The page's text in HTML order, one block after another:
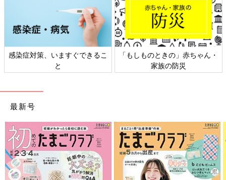
日本外来小児科学会リーフレッ
ト検討会
六星占術 細木かおりさんの人生
相談
最新号